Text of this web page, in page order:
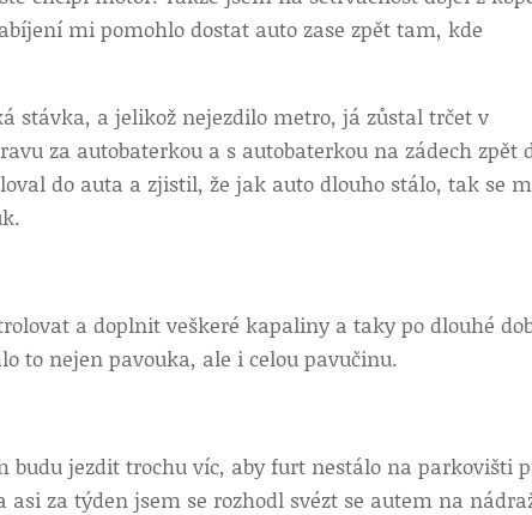
mi pomohlo dostat auto zase zpět tam, kde
stávka, a jelikož nejezdilo metro, já zůstal trčet v
za autobaterkou a s autobaterkou na zádech zpět
do auta a zjistil, že jak auto dlouho stálo, tak se
a doplnit veškeré kapaliny a taky po dlouhé
to nejen pavouka, ale i celou pavučinu.
budu jezdit trochu víc, aby furt nestálo na parkovišti
za týden jsem se rozhodl svézt se autem na